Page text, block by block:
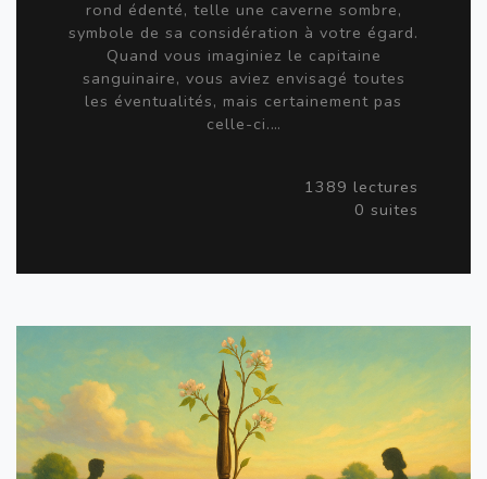
rond édenté, telle une caverne sombre,
symbole de sa considération à votre égard.
Quand vous imaginiez le capitaine
sanguinaire, vous aviez envisagé toutes
les éventualités, mais certainement pas
celle-ci.…
1389 lectures
0 suites